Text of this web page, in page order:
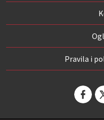
Pravila i